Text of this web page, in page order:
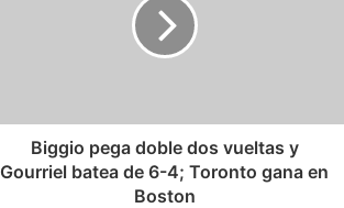
Biggio pega doble dos vueltas y
Gourriel batea de 6-4; Toronto gana en
Boston